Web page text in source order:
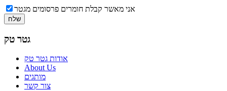
אני מאשר קבלת חומרים פרסומים מגטר
גטר טק
אודות גטר טק
About Us
מותגים
צור קשר